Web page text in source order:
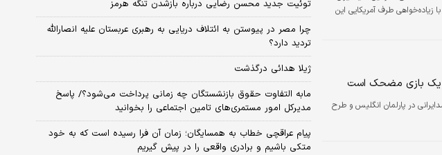
طرف آمریکایی این
یک بازی مضحک است
در پارلمان انگلیس و طرح
توئیت جدید محسن رضایی درباره بازشدن تنگه هرمز
چرا مصر در پیوستن به ائتلاف دریایی به رهبری عربستان علیه انصارالله
تردید دارد؟
ژیلا هدائی درگذشت
مابه التفاوت حقوق بازنشستگان چه زمانی پرداخت می‌شود؟/ پاسخ
مدیرکل امور مستمری‌های تامین اجتماعی را بخوانید
پیام عراقچی خطاب به همسایگان؛ زمان آن فرا رسیده است که به خود
متکی باشیم و برادری واقعی را در پیش گیریم